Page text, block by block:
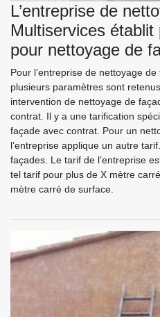
L’entreprise de
Multiservices
pour nettoyage de
Pour l’entreprise de nettoyage
plusieurs paramètres sont
intervention de nettoyage de
contrat. Il y a une tarification
façade avec contrat. Pour un
l’entreprise applique un autre
façades. Le tarif de l’entreprise
tel tarif pour plus de X mètre
mètre carré de surface.